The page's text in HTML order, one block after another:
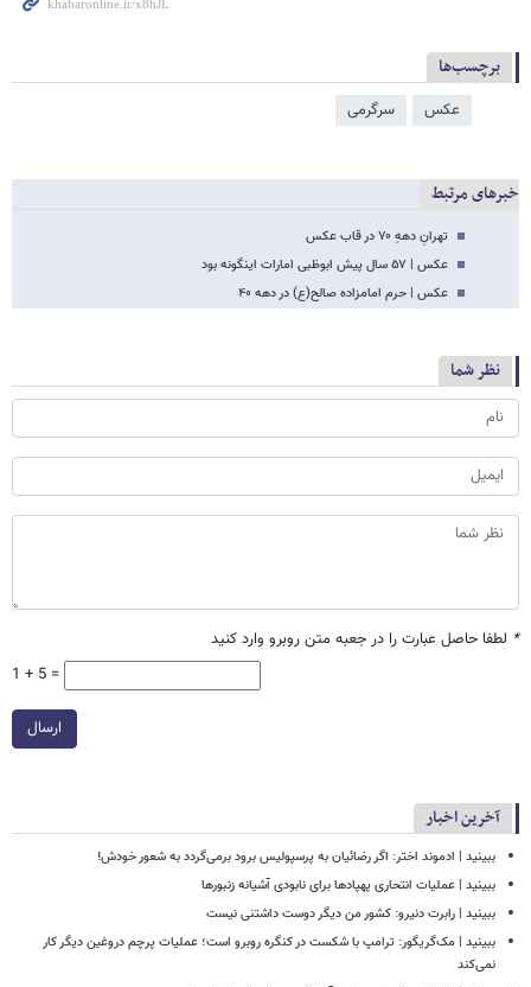
برچسب‌ها
عکس سرگرمی
خبرهای مرتبط
تهرانِ دههِ ۷۰ در قاب عکس
عکس | ۵۷ سال پیش ابوظبی امارات اینگونه بود
عکس | حرم امامزاده صالح(ع) در دهه ۴۰
نظر شما
* لطفا حاصل عبارت را در جعبه متن روبرو وارد کنید
1 + 5 =
ارسال
آخرین اخبار
ببینید | ادموند اختر: اگر رضائیان به پرسپولیس برود برمی‌گردد به شعور خودش!
ببینید | عملیات انتحاری پهپادها برای نابودی آشیانه زنبورها
ببینید | رابرت دنیرو: کشور من دیگر دوست داشتنی نیست
ببینید | مک‌گریگور: ترامپ با شکست در کنگره روبرو است؛ عملیات پرچم دروغین دیگر کار
نمی‌کند